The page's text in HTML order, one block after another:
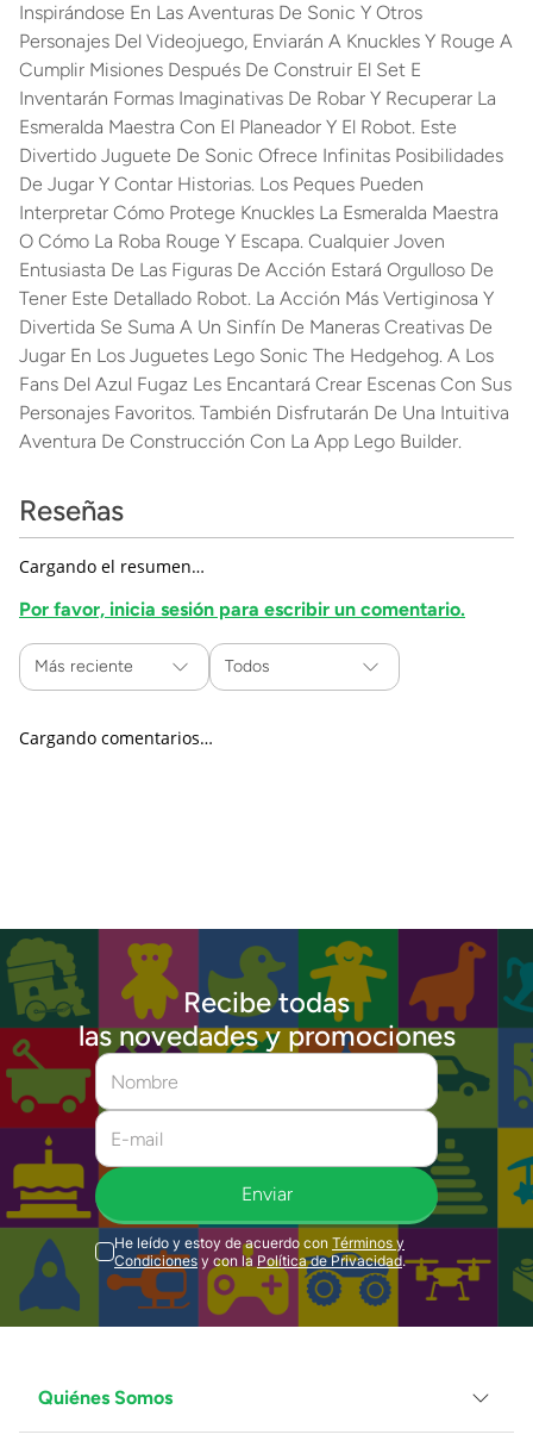
Inspirándose En Las Aventuras De Sonic Y Otros
Personajes Del Videojuego, Enviarán A Knuckles Y Rouge A
Cumplir Misiones Después De Construir El Set E
Inventarán Formas Imaginativas De Robar Y Recuperar La
Esmeralda Maestra Con El Planeador Y El Robot. Este
Divertido Juguete De Sonic Ofrece Infinitas Posibilidades
De Jugar Y Contar Historias. Los Peques Pueden
Interpretar Cómo Protege Knuckles La Esmeralda Maestra
O Cómo La Roba Rouge Y Escapa. Cualquier Joven
Entusiasta De Las Figuras De Acción Estará Orgulloso De
Tener Este Detallado Robot. La Acción Más Vertiginosa Y
Divertida Se Suma A Un Sinfín De Maneras Creativas De
Jugar En Los Juguetes Lego Sonic The Hedgehog. A Los
Fans Del Azul Fugaz Les Encantará Crear Escenas Con Sus
Personajes Favoritos. También Disfrutarán De Una Intuitiva
Aventura De Construcción Con La App Lego Builder.
Reseñas
Cargando el resumen…
Por favor, inicia sesión para escribir un comentario.
Más reciente Todos
Cargando comentarios…
Recibe todas
las novedades y promociones
Enviar
He leído y estoy de acuerdo con Términos y
Condiciones y con la Política de Privacidad.
Quiénes Somos